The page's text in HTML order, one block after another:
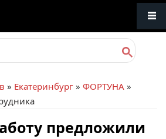
» Екатеринбург » ФОРТУНА »
предложили